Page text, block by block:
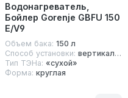
Водонагреватель,
Бойлер Gorenje GBFU 150
E/V9
Объем бака: 150 л
Способ установки: вертикальный
Тип ТЭНа: «сухой»
Форма: круглая